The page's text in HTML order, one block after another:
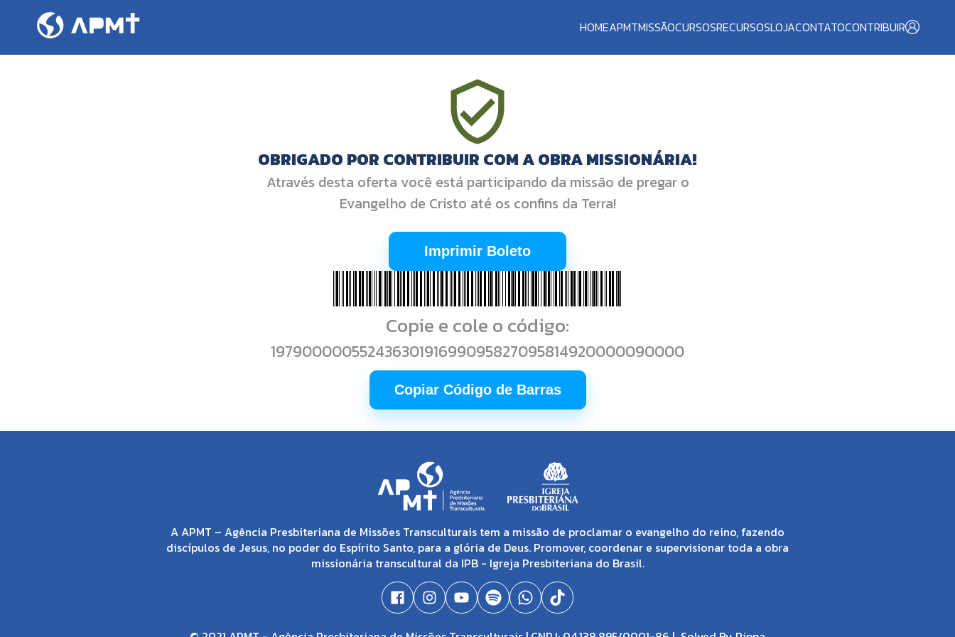
HOMEAPMTMISSÃOCURSOSRECURSOSLOJACONTATOCONTRIBUIR
OBRIGADO POR CONTRIBUIR COM A OBRA MISSIONÁRIA!
Através desta oferta você está participando da missão de pregar o
Evangelho de Cristo até os confins da Terra!
Imprimir Boleto
Copie e cole o código:
19790000055243630191699095827095814920000090000
Copiar Código de Barras
A APMT – Agência Presbiteriana de Missões Transculturais tem a missão de proclamar o evangelho do reino, fazendo
discípulos de Jesus, no poder do Espírito Santo, para a glória de Deus. Promover, coordenar e supervisionar toda a obra
missionária transcultural da IPB - Igreja Presbiteriana do Brasil.